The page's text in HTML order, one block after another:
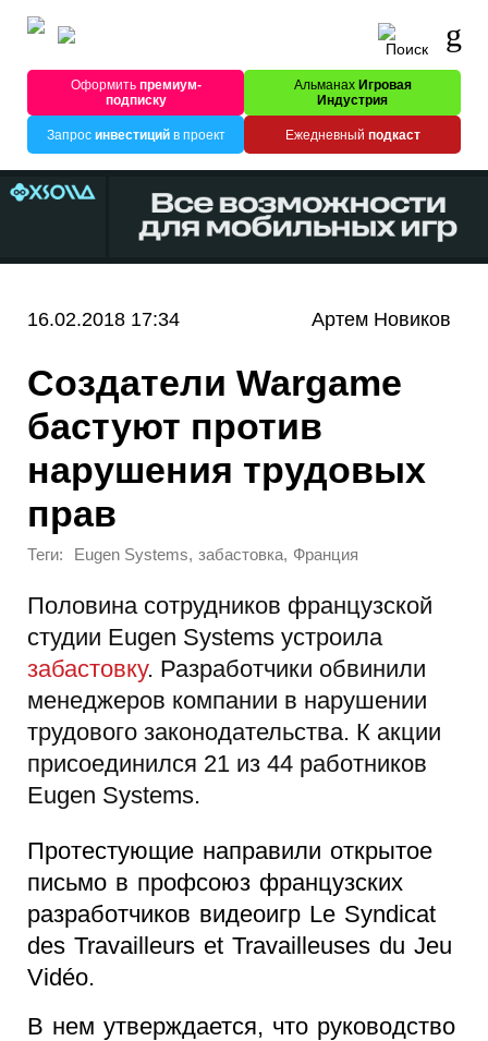
Оформитьпремиум-
подписку
Альманах Игровая
Индустрия
Запрос инвестицийв проект Ежедневный подкаст
16.02.2018 17:34 Артем Новиков
Создатели Wargame
бастуют против
нарушения трудовых
прав
Теги: Eugen Systems, забастовка, Франция
Половина сотрудников французской
студии Eugen Systems устроила
забастовку. Разработчики обвинили
менеджеров компании в нарушении
трудового законодательства. К акции
присоединился 21 из 44 работников
Eugen Systems.
Протестующие направили открытое
письмо в профсоюз французских
разработчиков видеоигр Le Syndicat
des Travailleurs et Travailleuses du Jeu
Vidéo.
В нем утверждается, что руководство